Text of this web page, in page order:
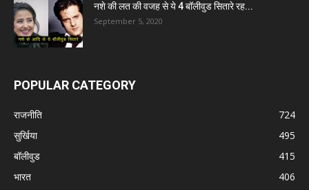
नशे की लत की वजह से ये 4 बॉलीवुड सितारे रह...
September 5, 2020
POPULAR CATEGORY
राजनीति
724
सुर्खिया
495
बॉलीवुड
415
भारत
406